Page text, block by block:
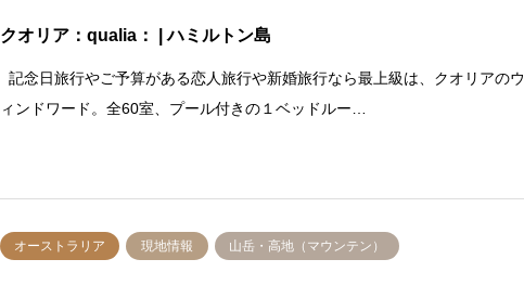
クオリア：qualia： | ハミルトン島
記念日旅行やご予算がある恋人旅行や新婚旅行なら最上級は、クオリアのウ
ィンドワード。全60室、プール付きの１ベッドルー…
オーストラリア 現地情報 山岳・高地（マウンテン）